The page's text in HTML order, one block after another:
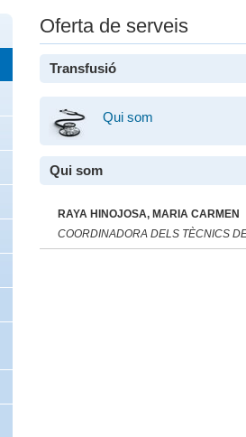
Oferta de serveis
Transfusió
Qui som
Qui som
RAYA HINOJOSA, MARIA CARMEN
COORDINADORA DELS TÈCNICS